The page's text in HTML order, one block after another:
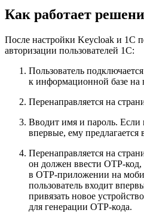
Как работает
После настройки Keycloak и 1С
авторизации пользователей 1С:
Пользователь
к информационной базе на
Перенаправляется на
Вводит имя и пароль. Если
впервые, ему
Перенаправляется на
он должен ввести
в OTP‑приложении на
пользователь входит
привязать новое
для генерации OTP‑кода.